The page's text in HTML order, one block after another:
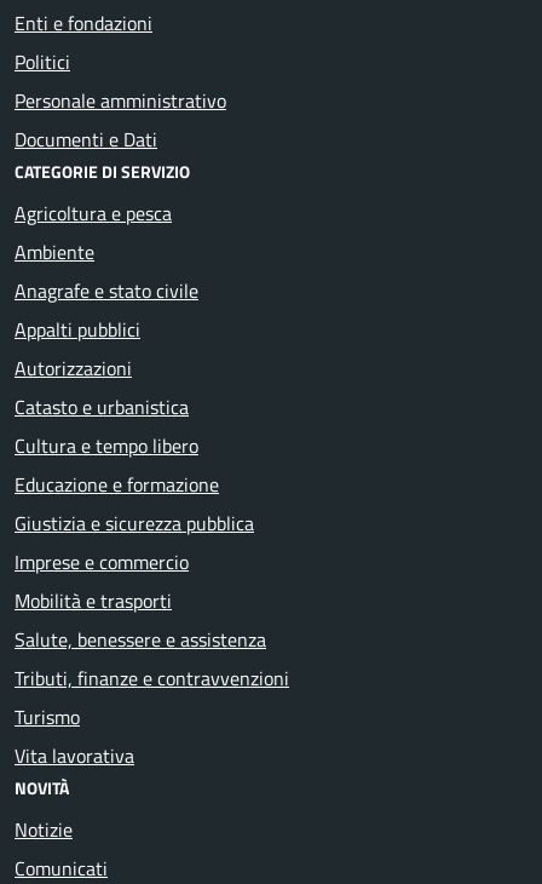
Enti e fondazioni
Politici
Personale amministrativo
Documenti e Dati
CATEGORIE DI SERVIZIO
Agricoltura e pesca
Ambiente
Anagrafe e stato civile
Appalti pubblici
Autorizzazioni
Catasto e urbanistica
Cultura e tempo libero
Educazione e formazione
Giustizia e sicurezza pubblica
Imprese e commercio
Mobilità e trasporti
Salute, benessere e assistenza
Tributi, finanze e contravvenzioni
Turismo
Vita lavorativa
NOVITÀ
Notizie
Comunicati